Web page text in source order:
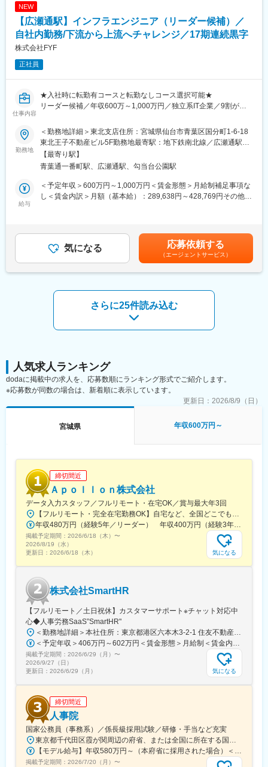
変更の範囲：会社の定める全ての業務
■組織構成
・営業：11名
→ 少数精鋭で裁量を持って働ける環境
・土日祝休み
・残業 月平均5時間程度
└ 下請工事中心で書類業務が少ない
└ 元請時も専門工事中心で工期が短い
・出張あり（エリア：福島～青森）
└ 日帰り中心、長くても1週間程度（日当あり）
・上水道（ライフライン）特化×自治体案件中心で安定性が高い
・元請中心のため「現場を任される施工管理」として働ける
・残業月5時間程度（専門工事中心で業務量が増えにくい構造）
変更の範囲：会社の定める業務
NEW
【広瀬通駅】インフラエンジニア（リーダー候補）／
自社内勤務/下流から上流へチャレンジ／17期連続黒字
株式会社FYF
正社員
仕事内容
★入社時に転勤有コースと転勤なしコース選択可能★
リーダー候補／年収600万～1,000万円／独立系IT企業／9割が受
東北支店は、高い技術力がお客様から信頼を寄せられ、プライム
案件や上流工程の案件も多く、技術力を十分に発揮できる機会が
豊富にあります。
■業務内容：【変更の範囲：会社の定める業務】
・一般企業、地方自治体、学校、病院などのLAN環境／無線LAN
・ネットワーク機器の更改、保守対応など
※数百万～数千万単位のプロジェクトなど、大規模案件も増えてお
※現地作業で、九州全域、沖縄、中国・四国地方への出張が発生い
■ポイント： ～ 独立系×多様なクライアント～
当社は独立系企業で、Cisco, HPE Aruba, Allied Telesis, YAMAHA,
■当社の特徴
(1)社員目線の組織づくり
当社の代表は、元技術者。だからこそ、「技術者の働きやすい環
境づくり」に力を注いでいます。
あちこちの現場を転々とすることなく、慣れた環境で、気心の知
(2)社内ラボ
本社にはラボがあり検証機500台が自由に利用可能となっており
ます。
支店にも検証機を取り揃えており、新旧さまざまな機器を使用し
て技術検証することが可能です。
■組織・社風
平均年齢は34歳。20代～30代の若手が活躍中。年齢・社歴・役
職・性別に関係なく、全員「～さん」と呼び合うフランクな間柄
業務を進めています。
変更の範囲：本文参照
勤務地
＜勤務地詳細＞東北支店住所：宮城県仙台市青葉区国分町1-6-18
東北王子不動産ビル5F勤務地最寄駅：地下鉄南北線／広瀬通駅駅
受動喫煙対策：屋内全面禁煙変更の範囲：本文参照
【最寄り駅】
青葉通一番町駅、広瀬通駅、勾当台公園駅
給与
＜予定年収＞600万円～1,000万円＜賃金形態＞月給制補足事項な
し＜賃金内訳＞月額（基本給）：289,638円～428,769円その他固
無＞有＜残業手当＞有＜給与補足＞※給与詳細はスキル等を考慮の
うえ決定します。■昇給：年1回■賞与：年2回■年収例：年収700万
円／中途入社／入社1年目／30代後半年収1000万円／中途入社／
入社10年目／30代後半賃金はあくまでも目安の金額であり、選考
た表記です。
気になる 応募依頼する
（エージェントサービス）
さらに25件読み込む
人気求人ランキング
dodaに掲載中の求人を、応募数順にランキング形式でご紹介します。
※応募数が同数の場合は、新着順に表示しています。
更新日： 2026/8/9（日）
宮城県 年収600万円～
締切間近
Ａｐｏｌｌｏｎ株式会社
データ入力スタッフ／フルリモート・在宅OK／賞与最大年3回
【フルリモート・完全在宅勤務OK】自宅など、全国どこでもあなたが働きやすい場所で働けます★転居を伴う転勤なし★全国47都道府県どこからでも応募OK【本社】東京都新宿区山吹町130番地の15 茜ビル2-A＜アクセス＞有楽町線「江戸川橋駅」、東西線「東西線」より徒歩10分※受動喫煙対策：あり
年収480万円（経験5年／リーダー） 年収400万円（経験3年／メンバー）
掲載予定期間： 2026/6/18（木） 〜
2026/8/19（水）
更新日： 2026/6/18（木） 気になる
株式会社SmartHR
【フルリモート／土日祝休】カスタマーサポート※チャット対応中
心◆人事労務SaaS”SmartHR"
＜勤務地詳細＞本社住所：東京都港区六本木3-2-1 住友不動産六本木グランドタワー勤務地最寄駅：東京メトロ南北線／六本木一丁目駅受動喫煙対策：屋内全面禁煙変更の範囲：会社の定める事業所（リモートワーク含む）
＜予定年収＞406万円～602万円＜賃金形態＞月給制＜賃金内訳＞月額（基本給）：212,480円～315,200円その他固定手当/月：5,000円固定残業手当/月：77,520円～114,800円（固定残業時間45時間0分/月）超過した時間外労働の残業手当は追加支給＜月給＞295,000円～435,000円（一律手当を含む）＜昇給有無＞有＜残業手当＞有賃金はあくまでも目安の金額であり、選考を通じて上下する可能性があります。月給(月額)は固定手当を含めた表記です。
掲載予定期間： 2026/6/29（月） 〜
2026/9/27（日）
更新日： 2026/6/29（月） 気になる
締切間近
人事院
国家公務員（事務系）／係長級採用試験／研修・手当など充実
東京都千代田区霞が関周辺の府省、または全国に所在する国の行政機関の庁舎＜主な勤務地＞・府省合同A：おもに霞が関周辺の本府省・府省合同B：本府省を含む全国の行政機関・国税庁（国税局、国税事務所）※職務により、全国および海外での活躍のチャンスもあります※就業場所の変更の範囲：各府省の定める場所
【モデル給与】年収580万円～（本府省に採用された場合）＜給与＞月給27万6,300円～＋各種手当＋賞与（2025年度は4.65カ月分）採用時の俸給月額（いわゆる基本給）は、採用された方の経験年数と同程度の経験年数を有する国家公務員が受ける俸給月額との均衡を考慮して決定します ※支給要件を満たした場合は、次のような諸手当が支給されます。└地域手当、本府省業務調整手当、通勤手当、住居手当、扶養手当、超過勤務手当 など※俸給月額等は2026年４月１日現在の「一般職の職員の給与に関する法律」の規定によるものです
掲載予定期間： 2026/7/20（月） 〜